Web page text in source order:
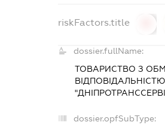
riskFactors.title
dossier.fullName:
ТОВАРИСТВО З
ВІДПОВІДАЛЬНІСТЮ
dossier.opfSubType: